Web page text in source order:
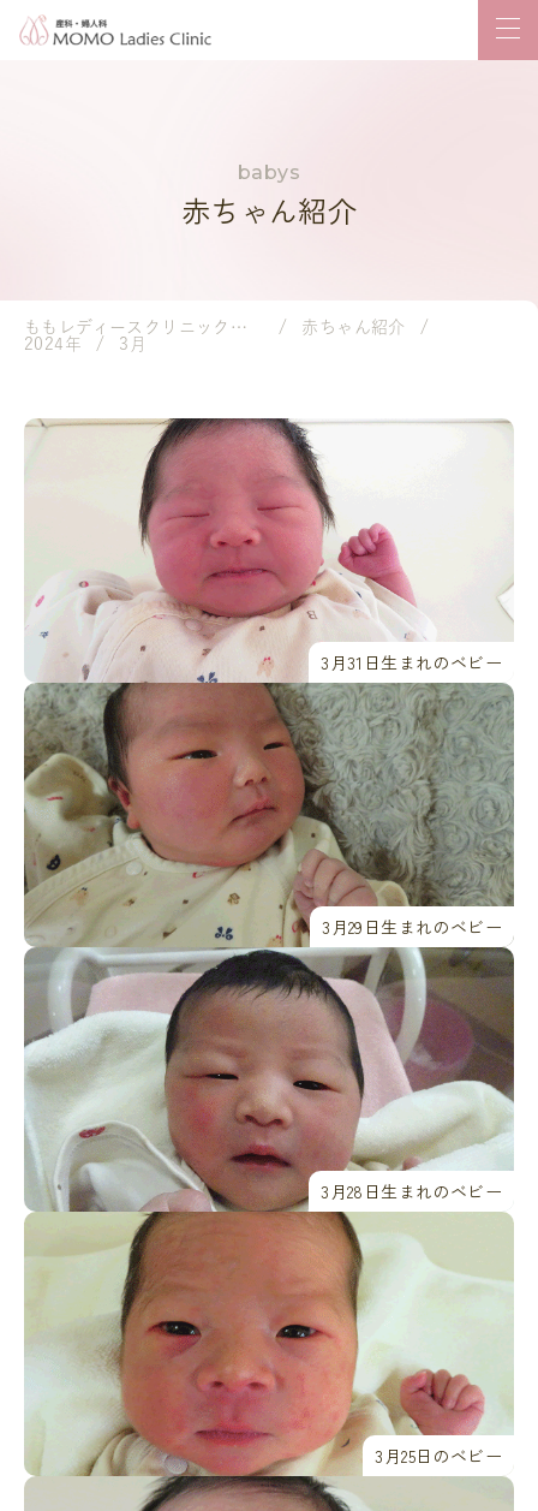
赤ちゃん紹介
ももレディースクリニック｜岡山市の産婦人科・小児科
赤ちゃん紹介
2024年
3月
3月31日生まれのベビー
3月29日生まれのベビー
3月28日生まれのベビー
3月25日のベビー